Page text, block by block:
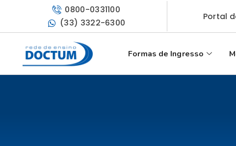
0800-0331100
(33) 3322-6300
Portal
Formas de Ingresso